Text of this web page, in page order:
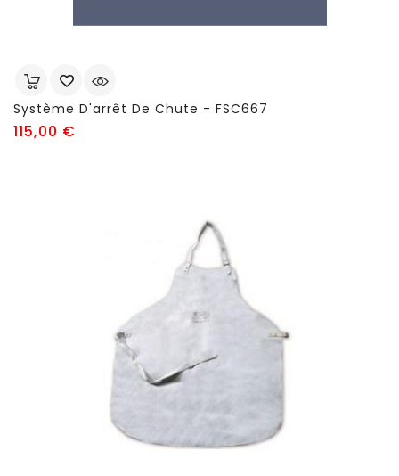
Système D'arrêt De Chute - FSC667
115,00 €